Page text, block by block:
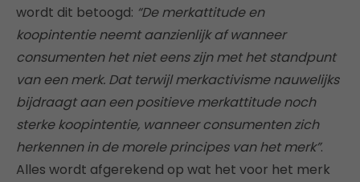
wordt dit betoogd: “De merkattitude en
koopintentie neemt aanzienlijk af wanneer
consumenten het niet eens zijn met het standpunt
van een merk. Dat terwijl merkactivisme nauwelijks
bijdraagt aan een positieve merkattitude noch
sterke koopintentie, wanneer consumenten zich
herkennen in de morele principes van het merk”.
Alles wordt afgerekend op wat het voor het merk